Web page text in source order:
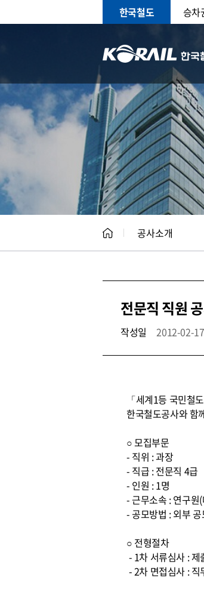
한국철도 승차
CEO
공사소개
전문직 직원
작성일 2012-02-17
「세계1등 국민철
한국철도공사와 함
○ 모집부문
- 직위 : 과장
- 직급 : 전문직 4급
- 인원 : 1명
- 근무소속 : 연구원
- 공모방법 : 외부 공
○ 전형절차
- 1차 서류심사 :
- 2차 면접심사 :